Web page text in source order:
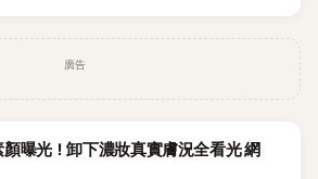
廣告
曝光！卸下濃妝真實膚況全看光 網